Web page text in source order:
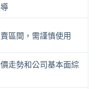
區間，需謹慎使用
走勢和公司基本面綜